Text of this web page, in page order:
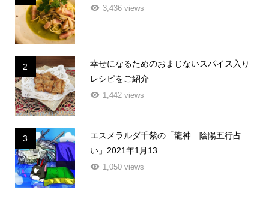
3,436 views
2
幸せになるためのおまじないスパイス入り
レシピをご紹介
1,442 views
3
エスメラルダ千紫の「龍神 陰陽五行占
い」2021年1月13 ...
1,050 views